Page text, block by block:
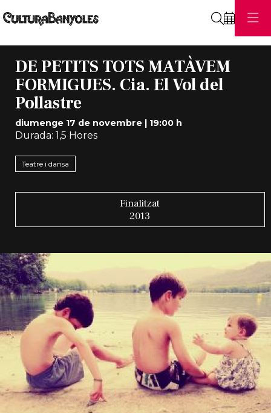
DE PETITS TOTS MATÀVEM
FORMIGUES. Cia. El Vol del
Pollastre
diumenge 17 de novembre| 19:00 h
Durada: 1,5 Hores
Teatre i dansa
Finalitzat
2013